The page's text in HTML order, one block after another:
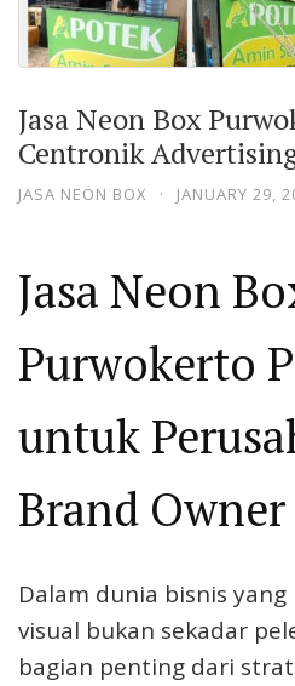
Jasa Neon Box
Centronik
JASA NEON BOX · JANUARY 29,
Jasa Neon
Purwokerto
untuk
Brand Owner
Dalam dunia bisnis
visual bukan sekadar
bagian penting dari